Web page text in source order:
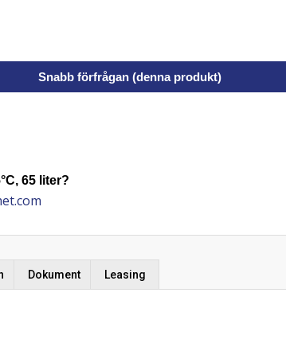
Snabb förfrågan (denna produkt)
65 liter?
Dokument Leasing